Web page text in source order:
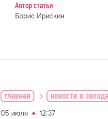
Автор статьи
Борис Ирискин
главная новости о
05 июля 12:37